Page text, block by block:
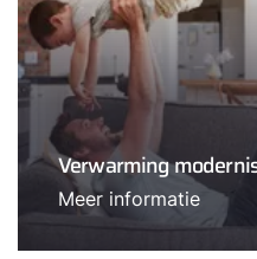
Verwarming
Meer informatie